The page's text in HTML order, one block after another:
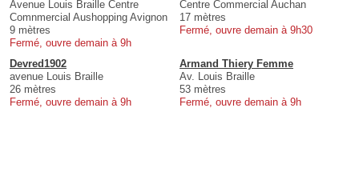
Avenue Louis Braille Centre
Comnmercial Aushopping Avignon
9 mètres
Fermé, ouvre demain à 9h
Centre Commercial Auchan
17 mètres
Fermé, ouvre demain à 9h30
Devred1902
avenue Louis Braille
26 mètres
Fermé, ouvre demain à 9h
Armand Thiery Femme
Av. Louis Braille
53 mètres
Fermé, ouvre demain à 9h